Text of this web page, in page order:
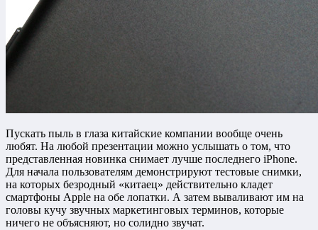
Пускать пыль в глаза китайские компании вообще очень
любят. На любой презентации можно услышать о том, что
представленная новинка снимает лучше последнего iPhone.
Для начала пользователям демонстрируют тестовые снимки,
на которых безродный «китаец» действительно кладет
смартфоны Apple на обе лопатки. А затем вываливают им на
головы кучу звучных маркетинговых терминов, которые
ничего не объясняют, но солидно звучат.